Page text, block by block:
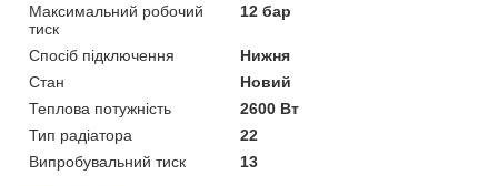
Максимальний робочий
тиск
12 бар
Спосіб підключення
Нижня
Стан
Новий
Теплова потужність
2600 Вт
Тип радіатора
22
Випробувальний тиск
13